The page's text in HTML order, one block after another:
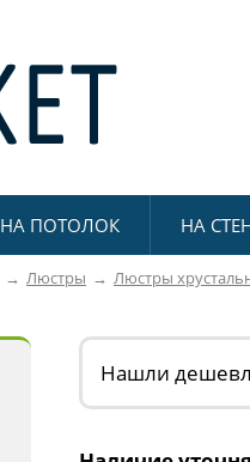
НА ПОТОЛОК НА
Люстры
Люстры
Нашли